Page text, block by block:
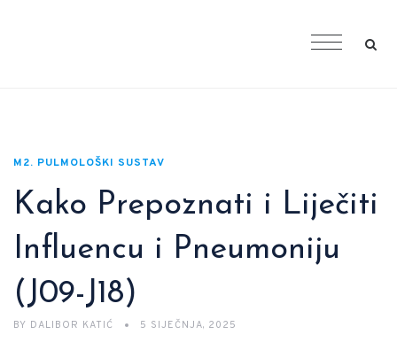
M2. PULMOLOŠKI SUSTAV
Kako Prepoznati i Liječiti
Influencu i Pneumoniju
(J09-J18)
BY DALIBOR KATIĆ 5 SIJEČNJA, 2025